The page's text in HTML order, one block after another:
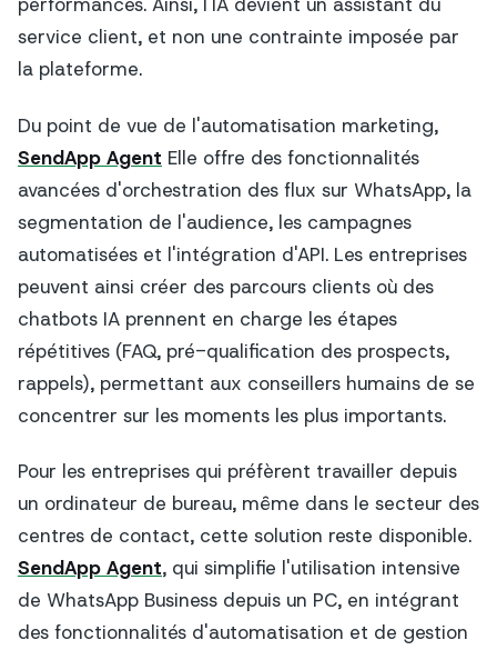
service client, et non une contrainte imposée par
la plateforme.
Du point de vue de l'automatisation marketing,
SendApp Agent Elle offre des fonctionnalités
avancées d'orchestration des flux sur WhatsApp, la
segmentation de l'audience, les campagnes
automatisées et l'intégration d'API. Les entreprises
peuvent ainsi créer des parcours clients où des
chatbots IA prennent en charge les étapes
répétitives (FAQ, pré-qualification des prospects,
rappels), permettant aux conseillers humains de se
concentrer sur les moments les plus importants.
Pour les entreprises qui préfèrent travailler depuis
un ordinateur de bureau, même dans le secteur des
centres de contact, cette solution reste disponible.
SendApp Agent, qui simplifie l'utilisation intensive
de WhatsApp Business depuis un PC, en intégrant
des fonctionnalités d'automatisation et de gestion